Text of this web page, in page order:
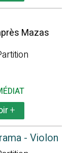
Mazas
+
- Violon